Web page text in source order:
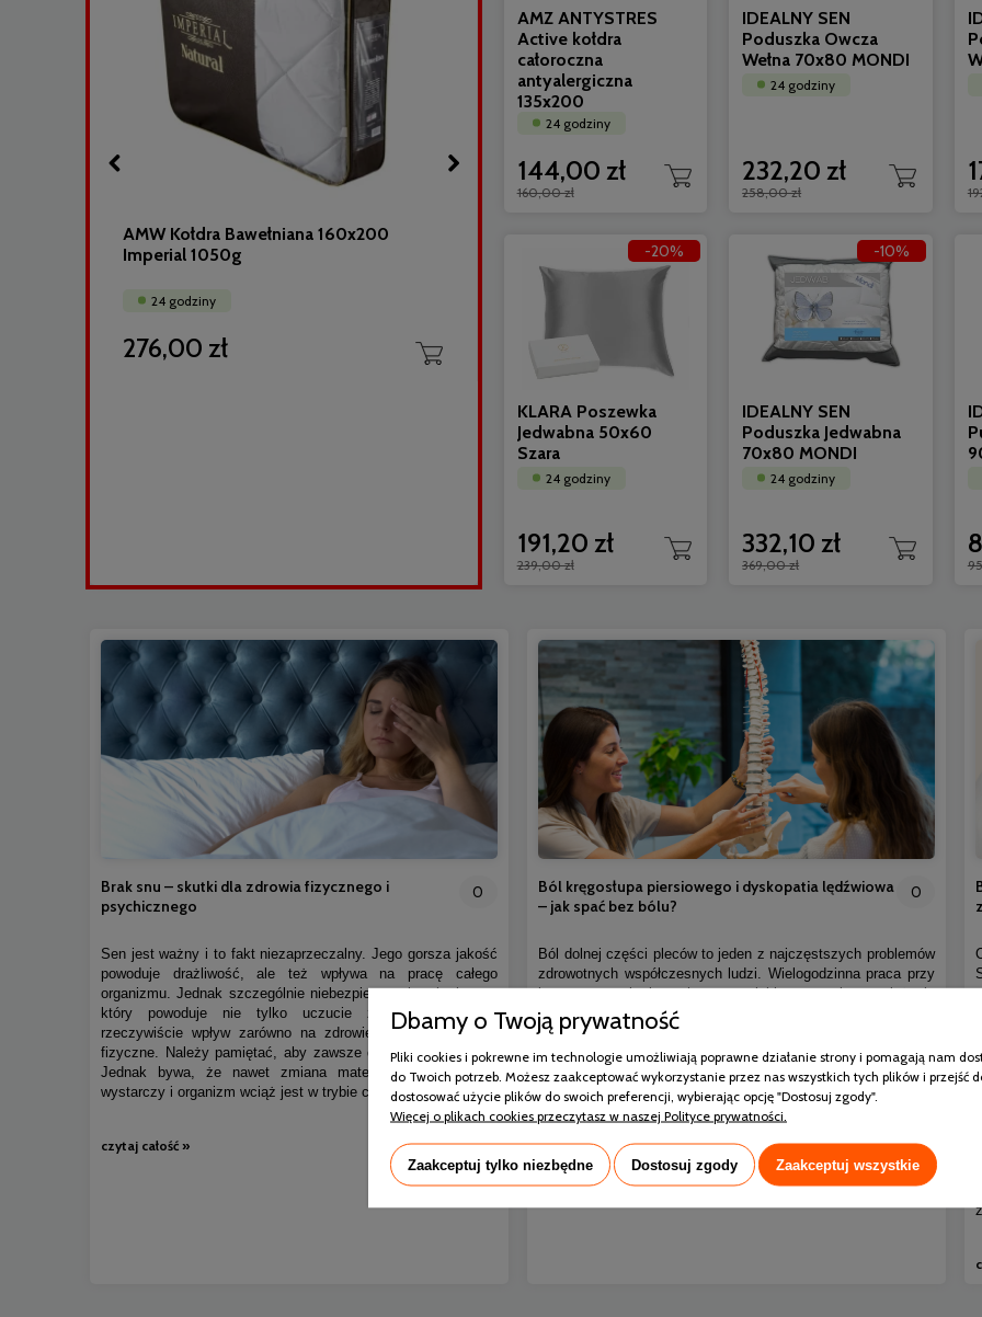
AMW Kołdra Bawełniana 160x200
Imperial 1050g
24 godziny
276,00 zł
MONDI z zamkiem
259,00 zł
233,10 zł
800g
AMZ ANTYSTRES
Active kołdra
całoroczna
antyalergiczna
135x200
24 godziny
144,00 zł
160,00 zł
IDEALNY SEN
Poduszka Owcza
Wełna 70x80 MONDI
24 godziny
232,20 zł
258,00 zł
KLARA Poszewka
Jedwabna 50x60
Szara
24 godziny
191,20 zł
239,00 zł
-20%
IDEALNY SEN
Poduszka Jedwabna
70x80 MONDI
24 godziny
332,10 zł
369,00 zł
-10%
Brak snu – skutki dla zdrowia fizycznego i
psychicznego
0
Sen jest ważny i to fakt niezaprzeczalny. Jego gorsza jakość
powoduje drażliwość, ale też wpływa na pracę całego
organizmu. Jednak szczególnie niebezpieczny jest brak snu,
który powoduje nie tylko uczucie znużenia, ale ma
rzeczywiście wpływ zarówno na zdrowie psychiczne, jak i
fizyczne. Należy pamiętać, aby zawsze dbać o higienę snu.
Jednak bywa, że nawet zmiana materaca na nowy nie
wystarczy i organizm wciąż jest w trybie czujności.
czytaj całość »
Ból kręgosłupa piersiowego i dyskopatia lędźwiowa
– jak spać bez bólu?
0
Ból dolnej części pleców to jeden z najczęstszych problemów
zdrowotnych współczesnych ludzi. Wielogodzinna praca przy
komputerze, brak ruchu, przewlekły stres i przeciążanie
organizmu sprawiają, że coraz więcej osób zmaga się z
dolegliwościami kręgosłupa. Jedną z najczęstszych przyczyn
bólu w odcinku lędźwiowym jest dyskopatia lędźwiowa.
Problem ten nie wpływa wyłącznie na komfort poruszania się.
Bardzo często utrudnia również odpoczynek, pogarsza jakość
snu i sprawia, że organizm nie może prawidłowo się
czytaj całość »
Dbamy o Twoją prywatność
Pliki cookies i pokrewne im technologie umożliwiają poprawne działanie strony i pomagają nam
do Twoich potrzeb. Możesz zaakceptować wykorzystanie przez nas wszystkich tych plików i przejść
dostosować użycie plików do swoich preferencji, wybierając opcję "Dostosuj zgody".
Więcej o plikach cookies przeczytasz w naszej Polityce prywatności.
Zaakceptuj tylko niezbędne Dostosuj zgody Zaakceptuj wszystkie